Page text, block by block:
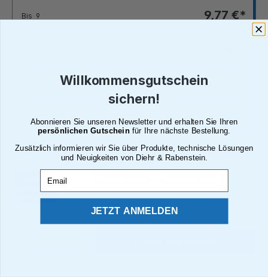
Bis 9 9,77 €*
50 6,20 €*
Alle Preise inkl. gesetzl. Mehrwertsteuer zzgl. Versandkosten
Netto
Abholung
Sofort verfügbar, Lieferzeit: 2 - 4 Tage¹
Willkommensgutschein
sichern!
Abonnieren Sie unseren Newsletter und erhalten Sie Ihren
persönlichen Gutscheinfür Ihre nächste Bestellung.
Zusätzlich informieren wir Sie über Produkte, technische Lösungen
und Neuigkeiten von Diehr & Rabenstein.
JETZT ANMELDEN